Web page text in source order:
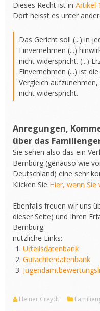
Dieses Recht ist in Artikel
Dort heisst es unter
Das Gericht soll (...) in
Einvernehmen (...)
nicht widerspricht. (...)
Einvernehmen (...) ist
Vergleich
nicht widerspricht.
Anregungen,
über das
Sie sehen also das ein
Bernburg (genauso wie
Deutschland) eine sehr
Klicken Sie Hier, wenn
Ebenfalls freuen wir uns
dieser Seite) und Ihren
Bernburg.
nützliche Links:
Urteilsdatenbank
Gutachterdatenbank
Heiner Creydt